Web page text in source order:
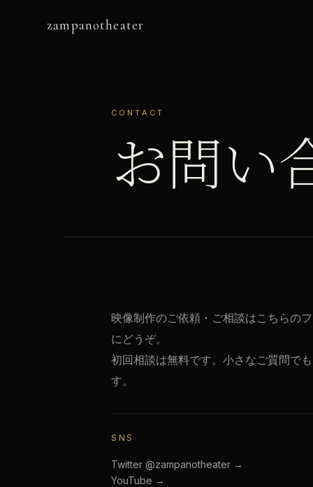
zampanotheater
CONTACT
お問い
映像制作のご依頼・ご相談はこちらの
にどうぞ。
初回相談は無料です。小さなご質問で
す。
SNS
Twitter @zampanotheater →
YouTube →